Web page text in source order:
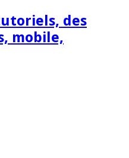
des
mobile,